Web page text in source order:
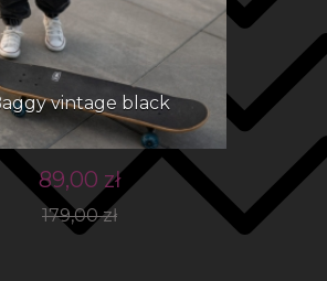
vintage black
89,00 zł
179,00 zł